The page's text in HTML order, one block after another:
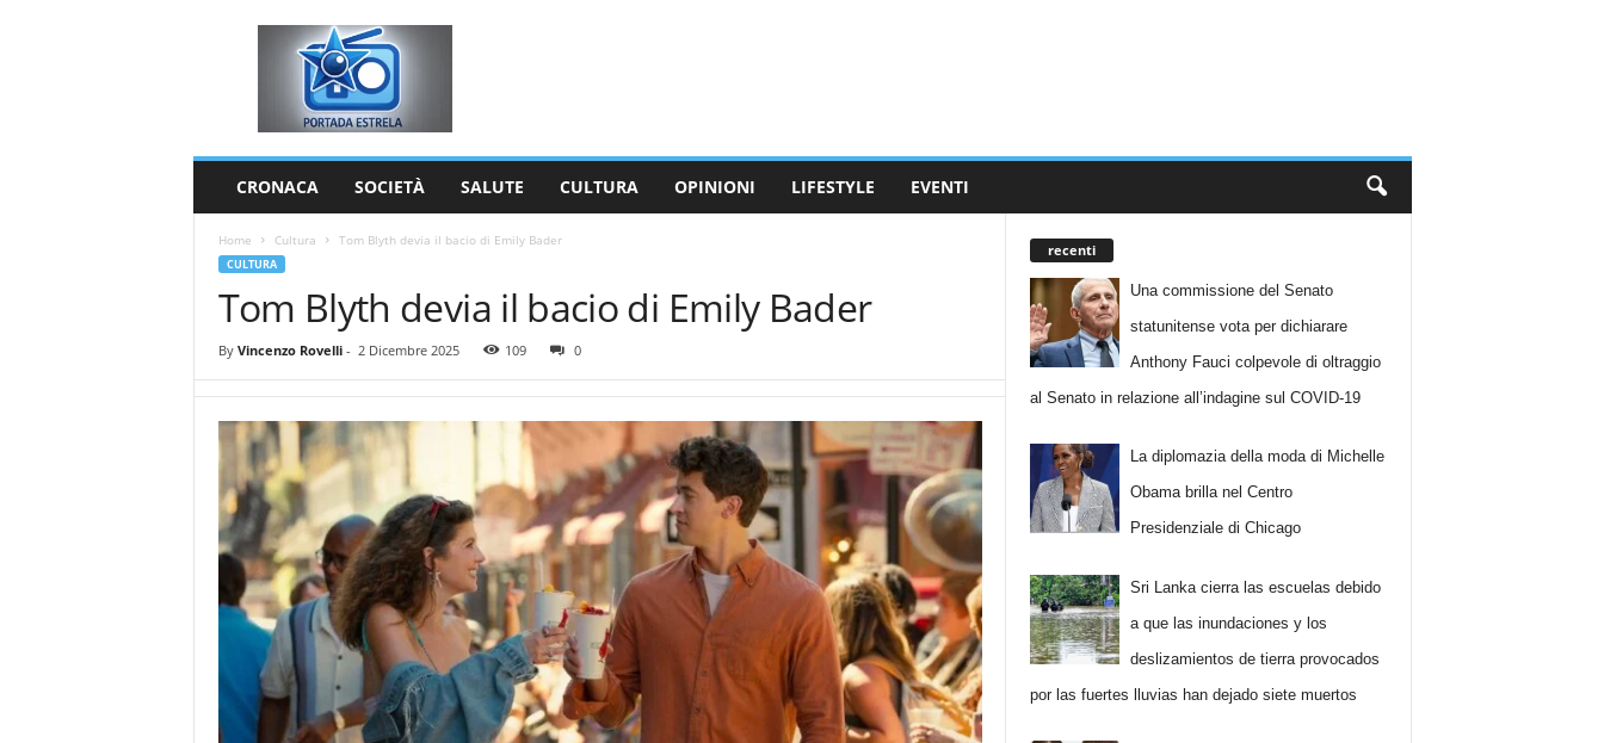
CRONACA SOCIETÀ SALUTE CULTURA OPINIONI LIFESTYLE EVENTI
Home Cultura Tom Blyth devia il bacio di Emily Bader
CULTURA
Tom Blyth devia il bacio di Emily Bader
By Vincenzo Rovelli- 2 Dicembre 2025 109 0
recenti
Una commissione del Senato
statunitense vota per dichiarare
Anthony Fauci colpevole di oltraggio
al Senato in relazione all’indagine sul COVID-19
La diplomazia della moda di Michelle
Obama brilla nel Centro
Presidenziale di Chicago
Sri Lanka cierra las escuelas debido
a que las inundaciones y los
deslizamientos de tierra provocados
por las fuertes lluvias han dejado siete muertos